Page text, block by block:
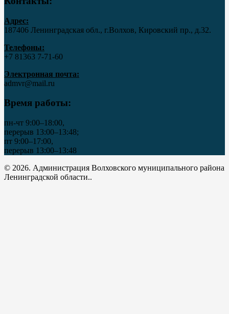
Адрес:
187406 Ленинградская обл., г.Волхов, Кировский пр., д.32.
Телефоны:
+7 81363 7‑71-60
Электронная почта:
admvr@mail.ru
Время работы:
пн-чт 9:00–18:00,
перерыв 13:00–13:48;
пт 9:00–17:00,
перерыв 13:00–13:48
© 2026. Администрация Волховского муниципального района
Ленинградской области..